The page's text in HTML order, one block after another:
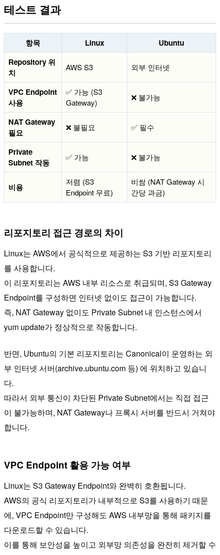
테스트 결과
항목 Linux
Ubuntu
Repository 위
치
AWS S3 외부 인터넷
VPC Endpoint
사용
✅ 가능 (S3
Gateway)
❌ 불가능
NAT Gateway
필요
❌ 불필요 ✅ 필수
Private
Subnet 작동
✅ 가능 ❌ 불가능
비용
저렴 (S3
Endpoint 무료)
비쌈 (NAT Gateway 시
간당 과금)
리포지토리 접근 경로의 차이
Linux는 AWS에서 공식적으로 제공하는 S3 기반 리포지토리
를 사용합니다.
이 리포지토리는 AWS 내부 리소스로 취급되며, S3 Gateway
Endpoint를 구성하면 인터넷 없이도 접근이 가능합니다.
즉, NAT Gateway 없이도 Private Subnet 내 인스턴스에서
yum update가 정상적으로 작동합니다.
반면, Ubuntu의 기본 리포지토리는 Canonical이 운영하는 외
부 인터넷 서버(archive.ubuntu.com 등) 에 위치하고 있습니
다.
따라서 외부 통신이 차단된 Private Subnet에서는 직접 접근
이 불가능하며, NAT Gateway나 프록시 서버를 반드시 거쳐야
합니다.
VPC Endpoint 활용 가능 여부
Linux는 S3 Gateway Endpoint와 완벽히 호환됩니다.
AWS의 공식 리포지토리가 내부적으로 S3를 사용하기 때문
에, VPC Endpoint만 구성해도 AWS 내부망을 통해 패키지를
다운로드할 수 있습니다.
이를 통해 보안성을 높이고 외부망 의존성을 완전히 제거할 수